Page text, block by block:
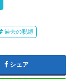
過去の呪縛
シェア